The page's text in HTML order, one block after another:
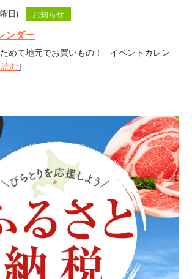
日) お知らせ
ンダー
めて地元でお買いもの！ イベントカレン
む]